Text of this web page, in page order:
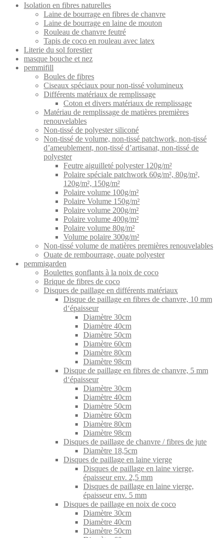
Isolation en fibres naturelles
Laine de bourrage en fibres de chanvre
Laine de bourrage en laine de mouton
Rouleau de chanvre feutré
Tapis de coco en rouleau avec latex
Literie du sol forestier
masque bouche et nez
pemmifill
Boules de fibres
Ciseaux spéciaux pour non-tissé volumineux
Différents matériaux de remplissage
Coton et divers matériaux de remplissage
Matériau de remplissage de matières premières
renouvelables
Non-tissé de polyester siliconé
Non-tissé de volume, non-tissé patchwork, non-tissé
d’ameublement, non-tissé d’artisanat, non-tissé de
polyester
Feutre aiguilleté polyester 120g/m²
Polaire spéciale patchwork 60g/m², 80g/m²,
120g/m², 150g/m²
Polaire volume 100g/m²
Polaire Volume 150g/m²
Polaire volume 200g/m²
Polaire volume 400g/m²
Polaire volume 80g/m²
Volume polaire 300g/m²
Non-tissé volume de matières premières renouvelables
Ouate de rembourrage, ouate polyester
pemmigarden
Boulettes gonflants à la noix de coco
Brique de fibres de coco
Disques de paillage en différents matériaux
Disque de paillage en fibres de chanvre, 10 mm
d‘épaisseur
Diamètre 30cm
Diamètre 40cm
Diamètre 50cm
Diamètre 60cm
Diamètre 80cm
Diamètre 98cm
Disque de paillage en fibres de chanvre, 5 mm
d‘épaisseur
Diamètre 30cm
Diamètre 40cm
Diamètre 50cm
Diamètre 60cm
Diamètre 80cm
Diamètre 98cm
Disques de paillage de chanvre / fibres de jute
Diamètre 18,5cm
Disques de paillage en laine vierge
Disques de paillage en laine vierge,
épaisseur env. 2,5 mm
Disques de paillage en laine vierge,
épaisseur env. 5 mm
Disques de paillage en noix de coco
Diamètre 30cm
Diamètre 40cm
Diamètre 50cm